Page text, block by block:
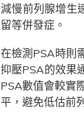
減慢前列腺增生
留等併發症。
在檢測PSA時則
抑壓PSA的效果
PSA數值會較實
平，避免低估前